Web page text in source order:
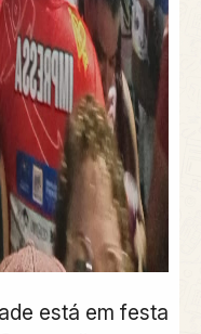
está em festa